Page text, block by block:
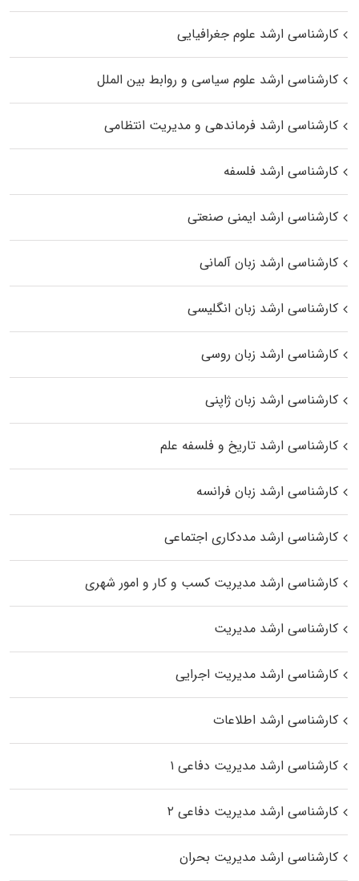
کارشناسی ارشد علوم جغرافیایی
کارشناسی ارشد علوم سیاسی و روابط بین الملل
کارشناسی ارشد فرماندهی و مدیریت انتظامی
کارشناسی ارشد فلسفه
کارشناسی ارشد ایمنی صنعتی
کارشناسی ارشد زبان آلمانی
کارشناسی ارشد زبان انگلیسی
کارشناسی ارشد زبان روسی
کارشناسی ارشد زبان ژاپنی
کارشناسی ارشد تاریخ و فلسفه علم
کارشناسی ارشد زبان فرانسه
کارشناسی ارشد مددکاری اجتماعی
کارشناسی ارشد مدیریت کسب و کار و امور شهری
کارشناسی ارشد مدیریت
کارشناسی ارشد مدیریت اجرایی
کارشناسی ارشد اطلاعات
کارشناسی ارشد مدیریت دفاعی ۱
کارشناسی ارشد مدیریت دفاعی ۲
کارشناسی ارشد مدیریت بحران